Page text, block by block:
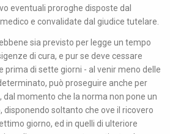
eventuali proroghe disposte dal
e convalidate dal giudice tutelare.
sia previsto per legge un tempo
di cura, e pur se deve cessare
di sette giorni - al venir meno delle
può proseguire anche per
momento che la norma non pone un
disponendo soltanto che ove il ricovero
giorno, ed in quelli di ulteriore